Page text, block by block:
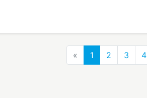
« Previous
1 2 3 4